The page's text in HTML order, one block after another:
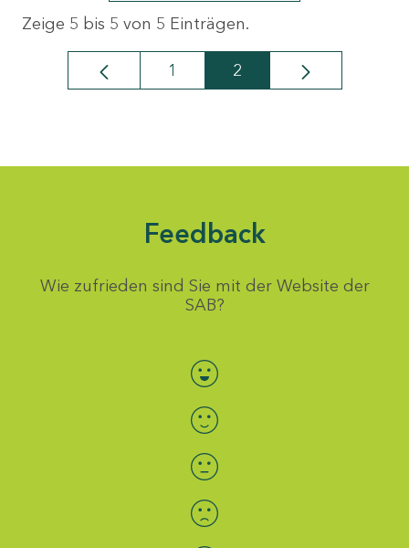
Zeige 5 bis 5 von 5 Einträgen.
Seite
1 Seite
2
Feedback
Wie zufrieden sind Sie mit der Website der
SAB?
Bewertung auswählen